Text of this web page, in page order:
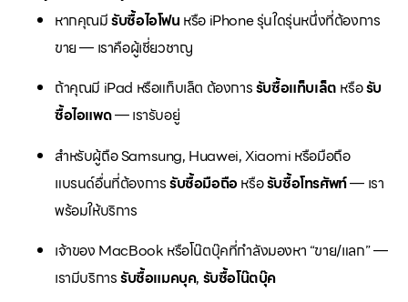
หากคุณมีรับซื้อไอโฟน หรือ iPhone รุ่นใดรุ่นหนึ่งที่ต้องการ
ขาย — เราคือผู้เชี่ยวชาญ
ถ้าคุณมี iPad หรือแท็บเล็ต ต้องการรับซื้อแท็บเล็ต หรือรับ
ซื้อไอแพด— เรารับอยู่
สำหรับผู้ถือ Samsung, Huawei, Xiaomi หรือมือถือ
แบรนด์อื่นที่ต้องการรับซื้อมือถือหรือรับซื้อโทรศัพท์— เรา
พร้อมให้บริการ
เจ้าของ MacBook หรือโน๊ตบุ๊คที่กำลังมองหา “ขาย/แลก” —
เรามีบริการรับซื้อแมคบุค, รับซื้อโน๊ตบุ๊ค